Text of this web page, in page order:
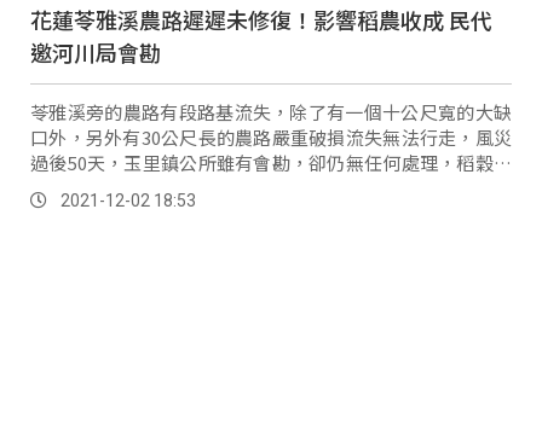
花蓮苓雅溪農路遲遲未修復！影響稻農收成 民代
邀河川局會勘
苓雅溪旁的農路有段路基流失，除了有一個十公尺寬的大缺
口外，另外有30公尺長的農路嚴重破損流失無法行走，風災
過後50天，玉里鎮公所雖有會勘，卻仍無任何處理，稻穀已
經金黃收割在即，20多公頃的稻田無法進入收割，農民心急
如焚。2021-12-02 18:53